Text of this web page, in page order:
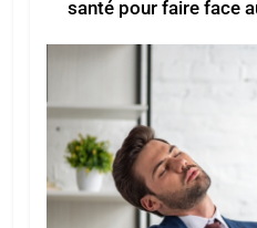
santé pour faire face